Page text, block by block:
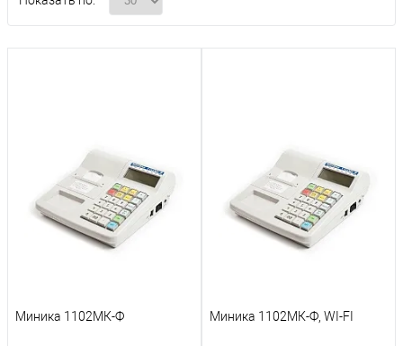
Миника 1102МК-Ф Миника 1102МК-Ф, WI-FI